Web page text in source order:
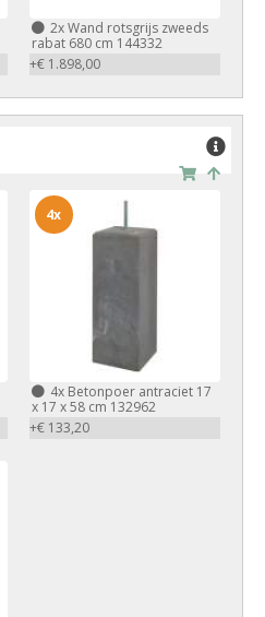
2xWand rotsgrijs zweeds
rabat 680 cm 144332
+€ 1.898,00
4xBetonpoer antraciet 17
x 17 x 58 cm 132962
+€ 133,20
4x